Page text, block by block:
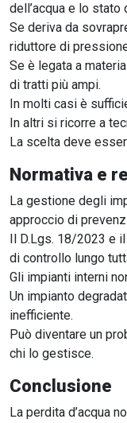
dell’acqua e lo stato
Se deriva da
riduttore di
Se è legata a
di tratti più ampi.
In molti casi è
In altri si ricorre a
La scelta deve
Normativa e
La gestione degli
approccio di
Il D.Lgs. 18/2023 e
di controllo lungo
Gli impianti interni
Un impianto
inefficiente.
Può diventare un
chi lo gestisce.
Conclusione
La perdita d’acqua